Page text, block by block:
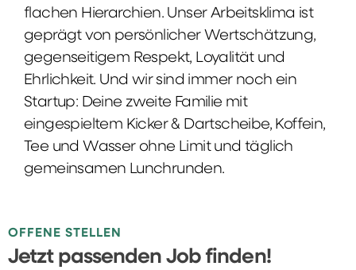
flachen Hierarchien. Unser Arbeitsklima ist
geprägt von persönlicher Wertschätzung,
gegenseitigem Respekt, Loyalität und
Ehrlichkeit. Und wir sind immer noch ein
Startup: Deine zweite Familie mit
eingespieltem Kicker & Dartscheibe, Koffein,
Tee und Wasser ohne Limit und täglich
gemeinsamen Lunchrunden.
OFFENE STELLEN
Jetzt passenden Job finden!